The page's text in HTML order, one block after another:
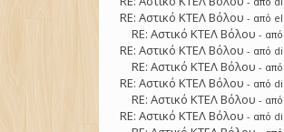
RE: Αστικό ΚΤΕΛ Βόλου - από
RE: Αστικό ΚΤΕΛ Βόλου -
RE: Αστικό ΚΤΕΛ Βόλου - από
RE: Αστικό ΚΤΕΛ Βόλου -
RE: Αστικό ΚΤΕΛ Βόλου - από
RE: Αστικό ΚΤΕΛ Βόλου -
RE: Αστικό ΚΤΕΛ Βόλου - από